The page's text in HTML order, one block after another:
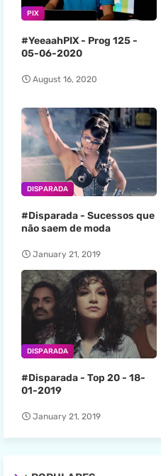
PIX
#YeeaahPIX - Prog 125 -
05-06-2020
August 16, 2020
DISPARADA
#Disparada - Sucessos que
não saem de moda
January 21, 2019
DISPARADA
#Disparada - Top 20 - 18-
01-2019
January 21, 2019